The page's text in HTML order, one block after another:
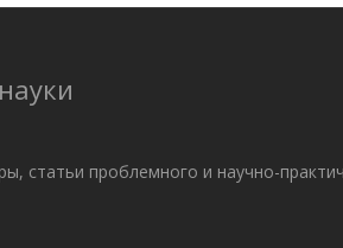
статьи проблемного и научно-